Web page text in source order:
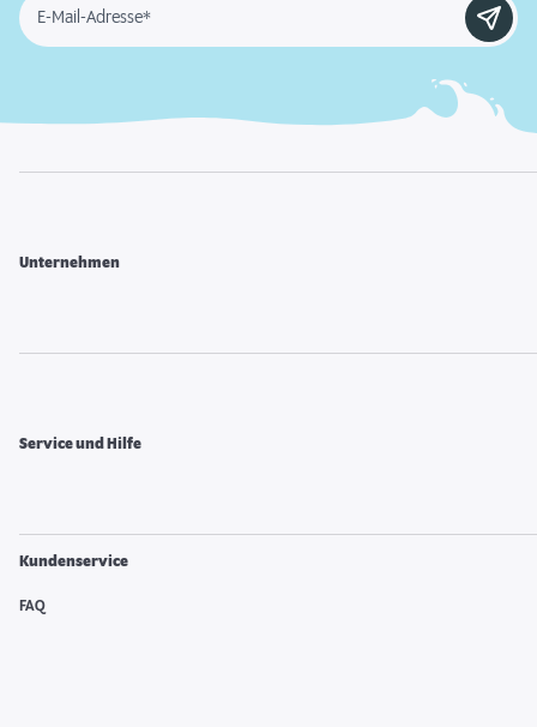
E-Mail-Adresse*
Unternehmen
Service und Hilfe
Kundenservice
FAQ